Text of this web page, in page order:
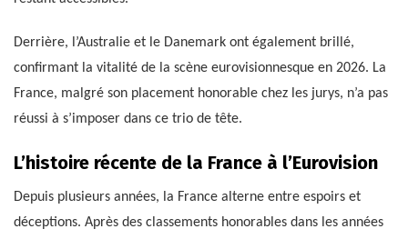
Derrière, l’Australie et le Danemark ont également brillé,
confirmant la vitalité de la scène eurovisionnesque en 2026. La
France, malgré son placement honorable chez les jurys, n’a pas
réussi à s’imposer dans ce trio de tête.
L’histoire récente de la France à l’Eurovision
Depuis plusieurs années, la France alterne entre espoirs et
déceptions. Après des classements honorables dans les années